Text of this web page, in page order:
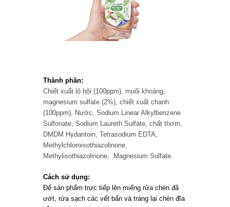
Thành phần:
Chiết xuất lô hội (100ppm), muối khoáng,
magnesium sulfate (2%), chiết xuất chanh
(100ppm), Nước, Sodium Linear Alkylbenzene
Sulfonate, Sodium Laureth Sulfate, chất thơm,
DMDM Hydantoin, Tetrasodium EDTA,
Methylchloroisothiazolinone,
Methylisothiazolinone, Magnesium Sulfate.
Cách sử dụng:
Để sản phẩm trực tiếp lên miếng rửa chén đã
ướt, rửa sạch các vết bẩn và tráng lại chén đĩa